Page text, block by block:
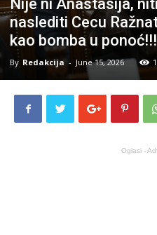
Nije ni Anastasija,
naslediti Cecu
kao bomba u ponoć!!!
By Redakcija - June 15, 2026
Oglasi -